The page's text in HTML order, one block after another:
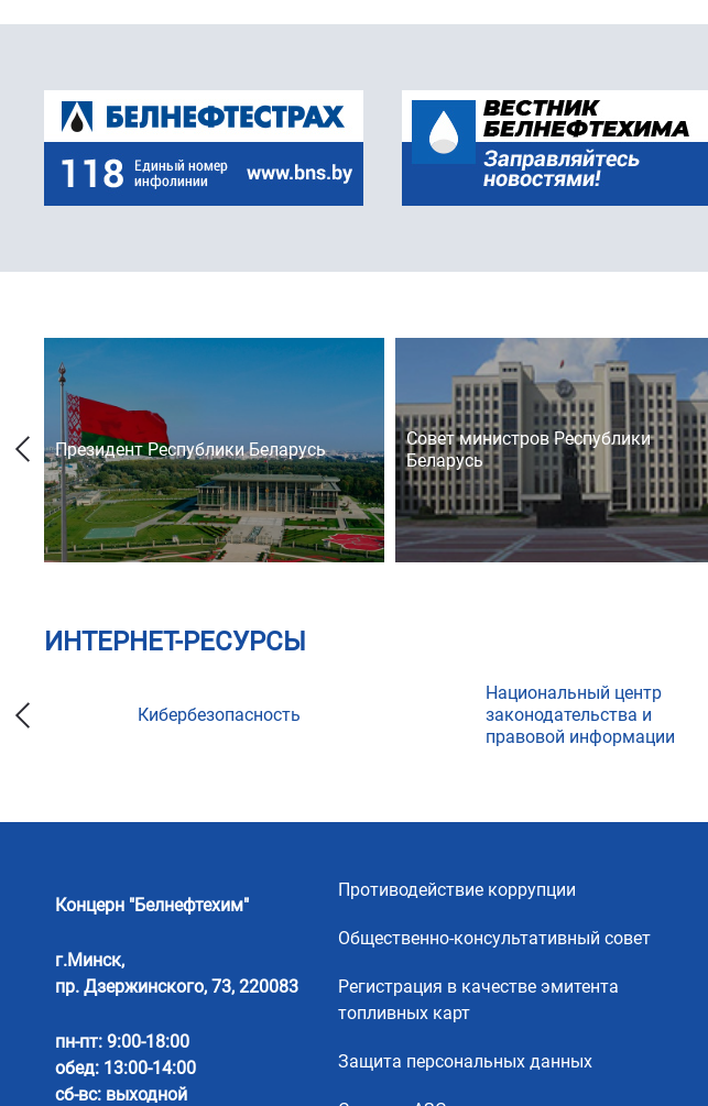
Президент Республики Беларусь
Совет министров Республики
Беларусь
ИНТЕРНЕТ-РЕСУРСЫ
Кибербезопасность
Национальный центр
законодательства и
правовой информации
Концерн "Белнефтехим"
г.Минск,
пр. Дзержинского, 73, 220083
пн-пт: 9:00-18:00
обед: 13:00-14:00
сб-вс: выходной
Противодействие коррупции
Общественно-консультативный совет
Регистрация в качестве эмитента
топливных карт
Защита персональных данных